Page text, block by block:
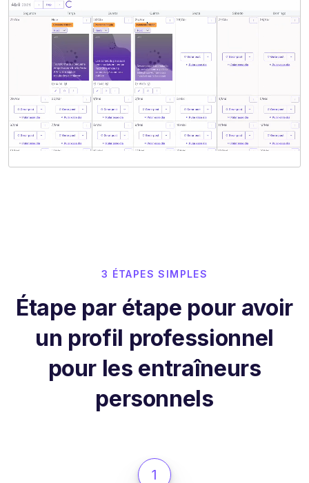
3 ÉTAPES SIMPLES
Étape par étape pour avoir
un profil professionnel
pour les entraîneurs
personnels
1